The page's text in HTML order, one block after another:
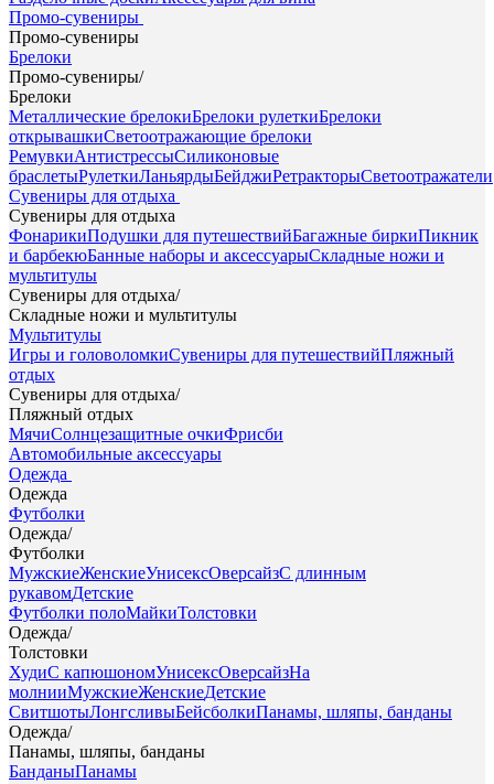
Промо-сувениры
Промо-сувениры
Брелоки
Промо-сувениры/
Брелоки
Металлические брелокиБрелоки рулеткиБрелоки
открывашкиСветоотражающие брелоки
РемувкиАнтистрессыСиликоновые
браслетыРулеткиЛаньярдыБейджиРетракторыСветоотражатели
Сувениры для отдыха
Сувениры для отдыха
ФонарикиПодушки для путешествийБагажные биркиПикник
и барбекюБанные наборы и аксессуарыСкладные ножи и
мультитулы
Сувениры для отдыха/
Складные ножи и мультитулы
Мультитулы
Игры и головоломкиСувениры для путешествийПляжный
отдых
Сувениры для отдыха/
Пляжный отдых
МячиСолнцезащитные очкиФрисби
Автомобильные аксессуары
Одежда
Одежда
Футболки
Одежда/
Футболки
МужскиеЖенскиеУнисексОверсайзС длинным
рукавомДетские
Футболки полоМайкиТолстовки
Одежда/
Толстовки
ХудиС капюшономУнисексОверсайзНа
молнииМужскиеЖенскиеДетские
СвитшотыЛонгсливыБейсболкиПанамы, шляпы, банданы
Одежда/
Панамы, шляпы, банданы
БанданыПанамы